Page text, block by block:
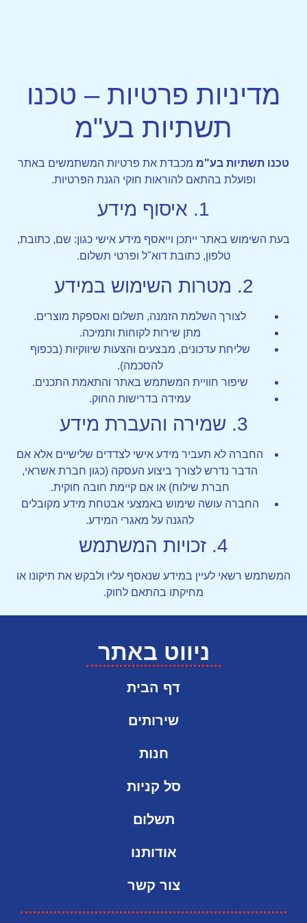
מדיניות פרטיות – טכנו
תשתיות בע"מ
טכנו תשתיות בע"מ מכבדת את פרטיות המשתמשים באתר
ופועלת בהתאם להוראות חוקי הגנת הפרטיות.
1. איסוף מידע
בעת השימוש באתר ייתכן וייאסף מידע אישי כגון: שם, כתובת,
טלפון, כתובת דוא"ל ופרטי תשלום.
2. מטרות השימוש במידע
לצורך השלמת הזמנה, תשלום ואספקת מוצרים.
מתן שירות לקוחות ותמיכה.
שליחת עדכונים, מבצעים והצעות שיווקיות (בכפוף
להסכמה).
שיפור חוויית המשתמש באתר והתאמת התכנים.
עמידה בדרישות החוק.
3. שמירה והעברת מידע
החברה לא תעביר מידע אישי לצדדים שלישיים אלא אם
הדבר נדרש לצורך ביצוע העסקה (כגון חברת אשראי,
חברת שילוח) או אם קיימת חובה חוקית.
החברה עושה שימוש באמצעי אבטחת מידע מקובלים
להגנה על מאגרי המידע.
4. זכויות המשתמש
המשתמש רשאי לעיין במידע שנאסף עליו ולבקש את תיקונו או
מחיקתו בהתאם לחוק.
ניווט באתר
דף הבית
שירותים
חנות
סל קניות
תשלום
אודותנו
צור קשר